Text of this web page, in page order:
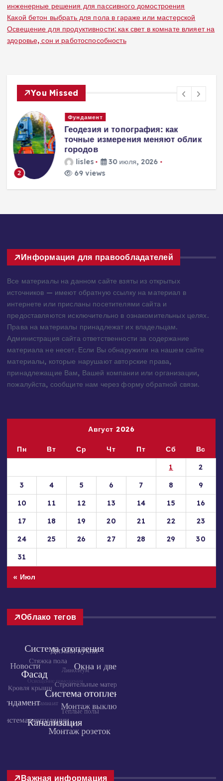
инженерные решения для пассивного домостроения
Какой бетон выбрать для пола в гараже или мастерской
Освещение для продуктивности: как свет в комнате влияет на
здоровье, сон и работоспособность
You Missed
Вентиляция
Вентиляция
энергоэффективного дома:
современные инженерные
решения для пассивного
домостроения
Информация для правообладателей
Все материалы на данном сайте взяты из открытых
источников — имеют обратную ссылку на материал в
интернете или присланы посетителями сайта и
предоставляются исключительно в ознакомительных целях.
Права на материалы принадлежат их владельцам.
Администрация сайта ответственности за содержание
материала не несет. Если Вы обнаружили на нашем сайте
материалы, которые нарушают авторские права,
Август 2026
Сб
Вс
1
2
3
4 5 6 7 8
9
10
11 12 13 14 15
16
17
18 19 20 21 22
23
24
31